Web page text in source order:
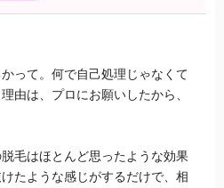
って。何で自己処理じゃなくて
由は、プロにお願いしたから、
毛はほとんど思ったような効果
たような感じがするだけで、相